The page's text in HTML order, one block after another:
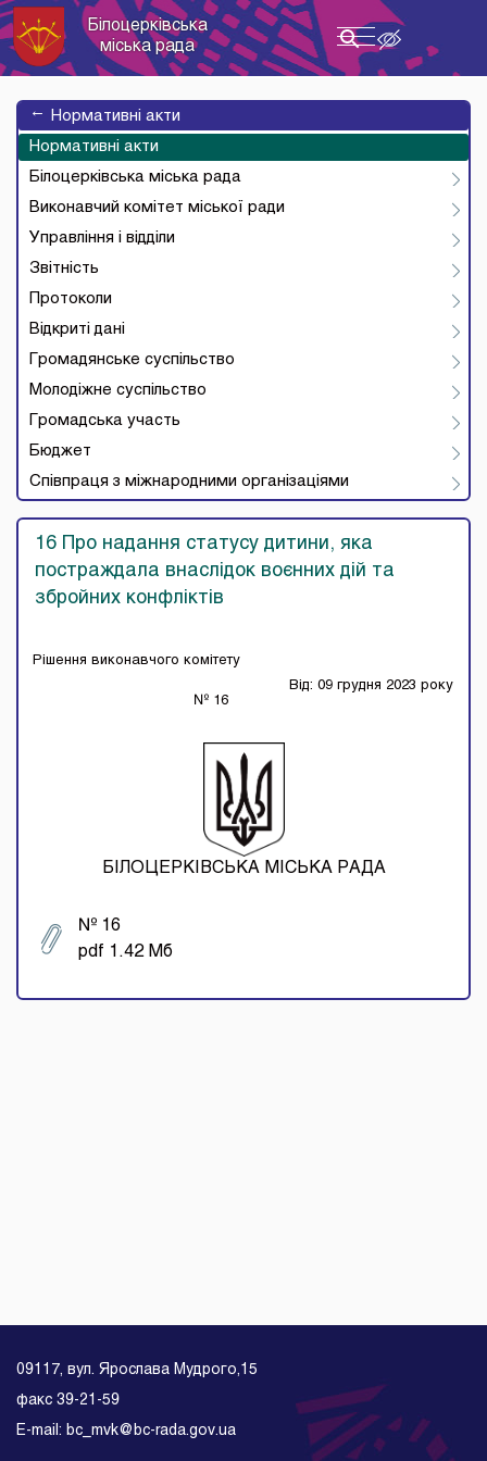
Toggle
navigation
Білоцерківська
міська рада
→
Нормативні акти
Нормативні акти
Білоцерківська міська рада
Виконавчий комітет міської ради
Управління і відділи
Звітність
Протоколи
Відкриті дані
Громадянське суспільство
Молодіжне суспільство
Громадська участь
Бюджет
Співпраця з міжнародними організаціями
16 Про надання статусу дитини, яка
постраждала внаслідок воєнних дій та
збройних конфліктів
Рішення виконавчого комітету
№ 16
Від: 09 грудня 2023 року
БІЛОЦЕРКІВСЬКА МІСЬКА РАДА
№ 16
pdf 1.42 Мб
09117, вул. Ярослава Мудрого,15
факс 39-21-59
E-mail: bc_mvk@bc-rada.gov.ua